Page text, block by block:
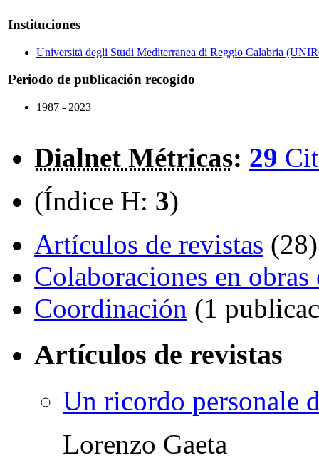
Instituciones
Università degli Studi Mediterranea di Reggio Calabria
Periodo de publicación recogido
1987 - 2023
Dialnet Métricas: 29
(Índice H: 3)
Artículos de revistas (28)
Colaboraciones en
Coordinación (1
Artículos de revistas
Un ricordo personale
Lorenzo Gaeta